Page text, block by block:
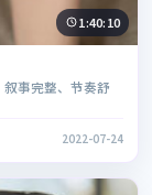
1:40:10
叙事完整、节奏舒
2022-07-24